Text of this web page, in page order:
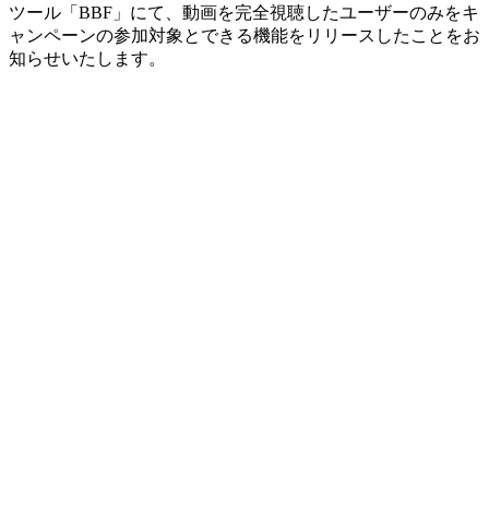
ツール「BBF」にて、動画を完全視聴したユーザーのみをキ
ャンペーンの参加対象とできる機能をリリースしたことをお
知らせいたします。